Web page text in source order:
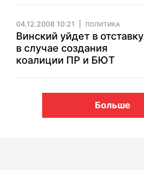
04.12.2008 10:21 ПОЛИТИКА
Винский уйдет в отставку
в случае создания
коалиции ПР и БЮТ
Больше